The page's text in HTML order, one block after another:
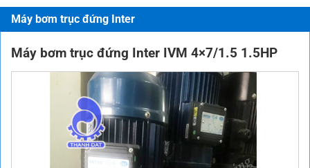
Máy bơm trục đứng Inter
Máy bơm trục đứng Inter IVM 4×7/1.5 1.5HP